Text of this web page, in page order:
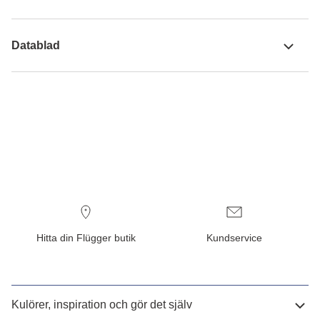
Datablad
Hitta din Flügger butik Kundservice
Kulörer, inspiration och gör det själv